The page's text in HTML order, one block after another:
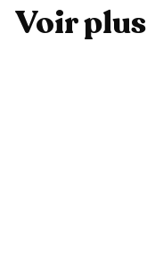
Voir plus